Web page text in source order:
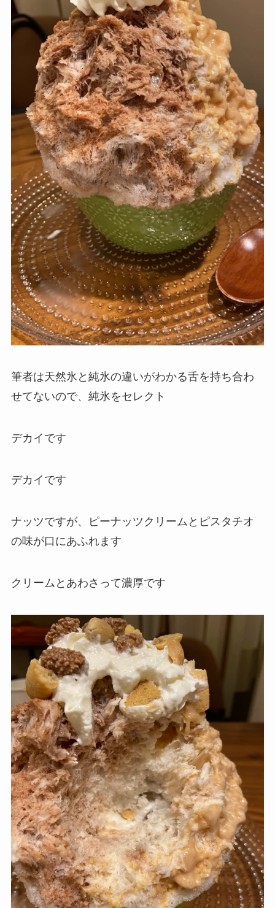
筆者は天然氷と純氷の違いがわかる舌を持ち合わ
せてないので、純氷をセレクト
デカイです
デカイです
ナッツですが、ピーナッツクリームとピスタチオ
の味が口にあふれます
クリームとあわさって濃厚です